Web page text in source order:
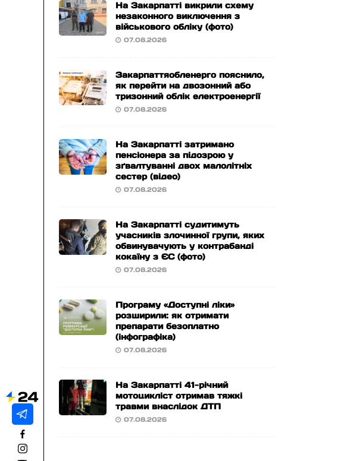
На Закарпатті викрили схему
незаконного виключення з
військового обліку (фото)
07.08.2026
Закарпаттяобленерго пояснило,
як перейти на двозонний або
тризонний облік електроенергії
07.08.2026
На Закарпатті затримано
пенсіонера за підозрою у
зґвалтуванні двох малолітніх
сестер (відео)
07.08.2026
На Закарпатті судитимуть
учасників злочинної групи, яких
обвинувачують у контрабанді
кокаїну з ЄС (фото)
07.08.2026
Програму «Доступні ліки»
розширили: як отримати
препарати безоплатно
(інфографіка)
07.08.2026
На Закарпатті 41-річний
мотоцикліст отримав тяжкі
травми внаслідок ДТП
07.08.2026